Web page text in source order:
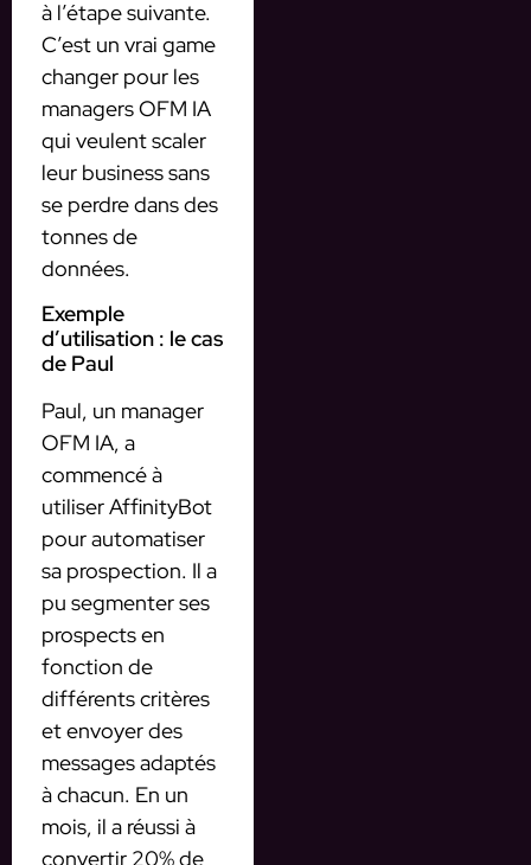
à l’étape suivante.
C’est un vrai game
changer pour les
managers OFM IA
qui veulent scaler
leur business sans
se perdre dans des
tonnes de
données.
Exemple
d’utilisation : le cas
de Paul
Paul, un manager
OFM IA, a
commencé à
utiliser AffinityBot
pour automatiser
sa prospection. Il a
pu segmenter ses
prospects en
fonction de
différents critères
et envoyer des
messages adaptés
à chacun. En un
mois, il a réussi à
convertir 20% de